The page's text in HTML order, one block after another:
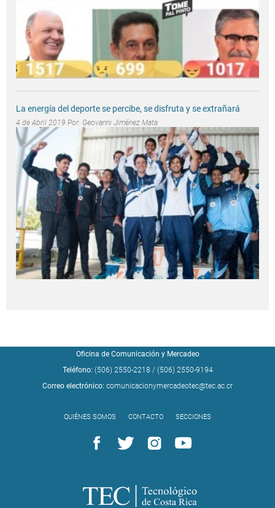
La energía del deporte se percibe, se disfruta y se extrañará
4 de Abril 2019 Por: Geovanni Jiménez Mata
Oficina de Comunicación y Mercadeo
Teléfono: (506) 2550-2218 / (506) 2550-9194
Correo electrónico: comunicacionymercadeotec@tec.ac.cr
QUIÉNES SOMOS CONTACTO SECCIONES